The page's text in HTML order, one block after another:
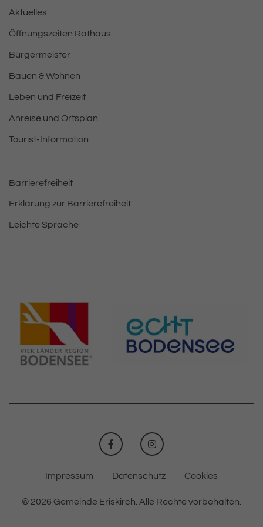
Aktuelles
Öffnungszeiten Rathaus
Bürgermeister
Bauen & Wohnen
Leben und Freizeit
Anreise und Ortsplan
Tourist-Information
Barrierefreiheit
Erklärung zur Barrierefreiheit
Leichte Sprache
FACEBOOKINSTAGRAM
Impressum Datenschutz Cookies
© 2026 Gemeinde Eriskirch. Alle Rechte vorbehalten.